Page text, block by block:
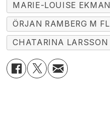
MARIE-LOUISE EKMAN
ÖRJAN RAMBERG M FL
CHATARINA LARSSON